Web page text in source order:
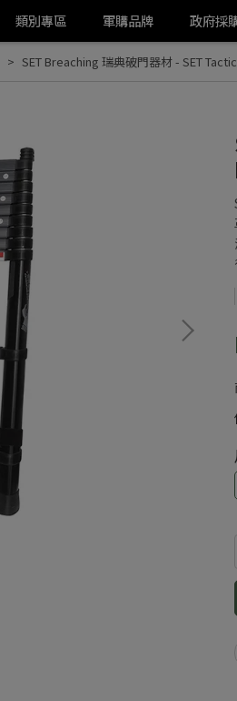
類別專區 軍購品牌 政府採
SET Breaching 瑞典破門器材 - SET